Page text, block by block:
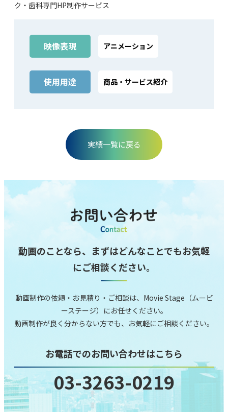
ク・歯科専門HP制作サービス
映像表現 アニメーション
使⽤⽤途 商品‧サービス紹介
実績⼀覧に戻る
動画のことなら、まずはどんなことでもお気軽
にご相談ください。
動画制作の依頼‧お⾒積り‧ご相談は、Movie Stage（ムービ
ーステージ）にお任せください。
動画制作が良く分からない⽅でも、お気軽にご相談ください。
お電話でのお問い合わせはこちら
03-3263-0219